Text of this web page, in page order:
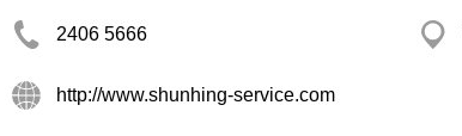
2406 5666
http://www.shunhing-service.com